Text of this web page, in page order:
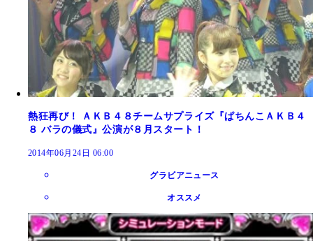
熱狂再び！ ＡＫＢ４８チームサプライズ『ぱちんこＡＫＢ４
８ バラの儀式』公演が８月スタート！
2014年06月24日 06:00
グラビアニュース
オススメ